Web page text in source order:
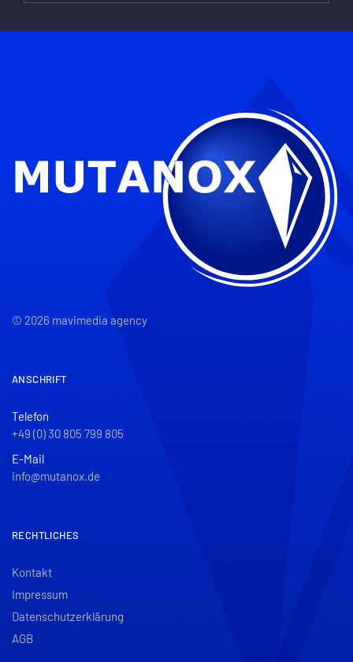
© 2026 mavimedia agency
ANSCHRIFT
Telefon
+49 (0) 30 805 799 805
E-Mail
info@mutanox.de
RECHTLICHES
Kontakt
Impressum
Datenschutzerklärung
AGB